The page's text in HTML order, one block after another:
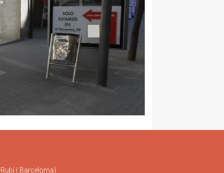
( Barceloma)